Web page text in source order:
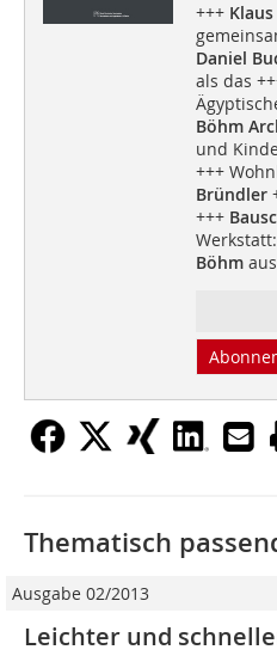
+++
Daniel
als das
Böhm
und
+++
Bründler
+++
Böhm
Thematisch
Ausgabe 02/2013
Leichter und